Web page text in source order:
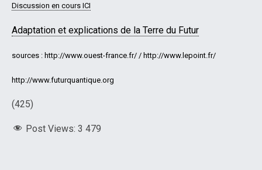
Discussion en cours ICI
Adaptation et explications de la Terre du Futur
sources : http://www.ouest-france.fr/ / http://www.lepoint.fr/
http://www.futurquantique.org
(425)
Post Views: 3 479